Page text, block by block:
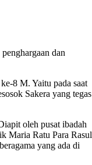
dan
8 M. Yaitu pada saat
Sakera yang tegas
oleh pusat ibadah
Maria Ratu Para Rasul
yang ada di